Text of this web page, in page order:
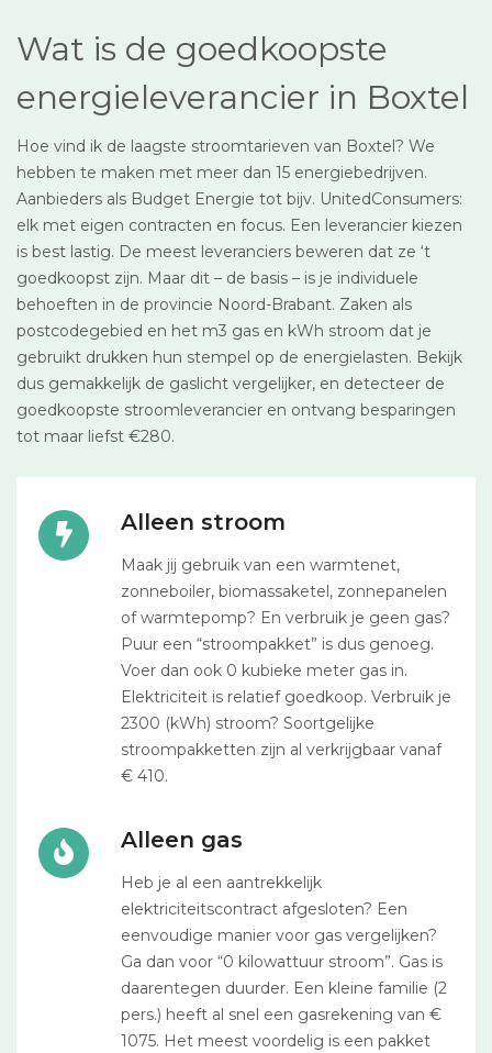
Wat is de goedkoopste
energieleverancier in Boxtel
Hoe vind ik de laagste stroomtarieven van Boxtel? We
hebben te maken met meer dan 15 energiebedrijven.
Aanbieders als Budget Energie tot bijv. UnitedConsumers:
elk met eigen contracten en focus. Een leverancier kiezen
is best lastig. De meest leveranciers beweren dat ze ‘t
goedkoopst zijn. Maar dit – de basis – is je individuele
behoeften in de provincie Noord-Brabant. Zaken als
postcodegebied en het m3 gas en kWh stroom dat je
gebruikt drukken hun stempel op de energielasten. Bekijk
dus gemakkelijk de gaslicht vergelijker, en detecteer de
goedkoopste stroomleverancier en ontvang besparingen
tot maar liefst €280.
Alleen stroom
Maak jij gebruik van een warmtenet,
zonneboiler, biomassaketel, zonnepanelen
of warmtepomp? En verbruik je geen gas?
Puur een “stroompakket” is dus genoeg.
Voer dan ook 0 kubieke meter gas in.
Elektriciteit is relatief goedkoop. Verbruik je
2300 (kWh) stroom? Soortgelijke
stroompakketten zijn al verkrijgbaar vanaf
€ 410.
Alleen gas
Heb je al een aantrekkelijk
elektriciteitscontract afgesloten? Een
eenvoudige manier voor gas vergelijken?
Ga dan voor “0 kilowattuur stroom”. Gas is
daarentegen duurder. Een kleine familie (2
pers.) heeft al snel een gasrekening van €
1075. Het meest voordelig is een pakket